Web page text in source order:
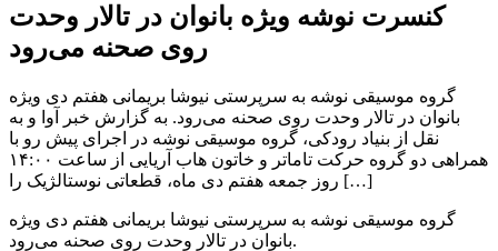
کنسرت نوشه ویژه بانوان در تالار وحدت
روی صحنه می‌رود
گروه موسیقی نوشه به سرپرستی نیوشا بریمانی هفتم دی ویژه
بانوان در تالار وحدت روی صحنه می‌رود. به گزارش خبر آوا و به
نقل از بنیاد رودکی، گروه موسیقی نوشه در اجرای پیش رو با
همراهی دو گروه حرکت تاماتر و خاتون هاب آریایی از ساعت ۱۴:۰۰
روز جمعه هفتم دی ماه، قطعاتی نوستالژیک را […]
گروه موسیقی نوشه به سرپرستی نیوشا بریمانی هفتم دی ویژه
بانوان در تالار وحدت روی صحنه می‌رود.